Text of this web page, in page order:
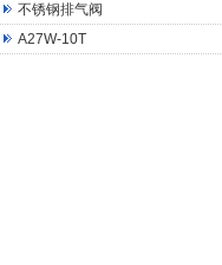
不锈钢排气阀
A27W-10T